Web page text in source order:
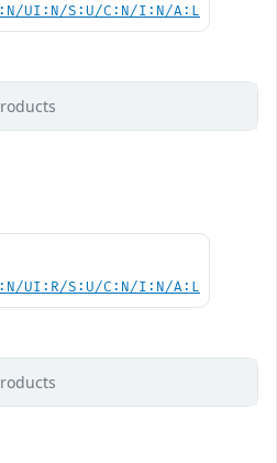
UI:N/S:U/C:N/I:N/A:L
UI:R/S:U/C:N/I:N/A:L